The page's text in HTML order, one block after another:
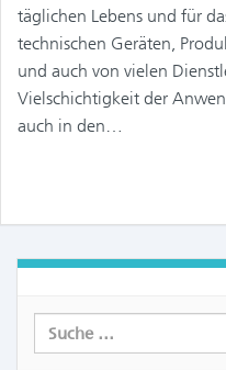
täglichen Lebens und für
technischen Geräten,
und auch von vielen
Vielschichtigkeit der
auch in den…